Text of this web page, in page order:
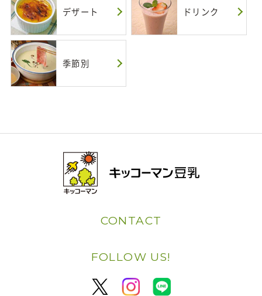
デザート ドリンク
季節別
CONTACT
FOLLOW US!